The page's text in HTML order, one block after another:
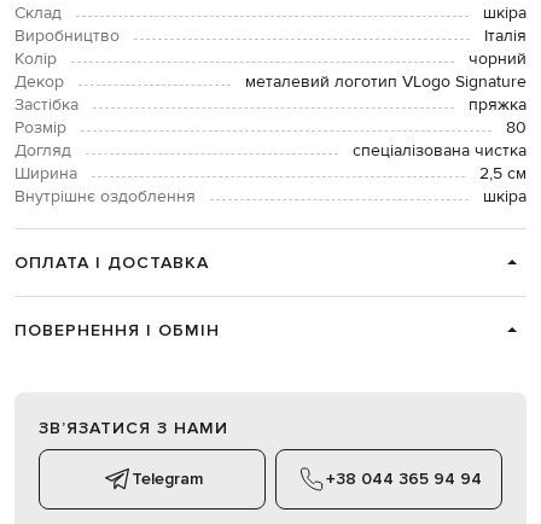
Склад
шкіра
Виробництво
Італія
Колір
чорний
Декор
металевий логотип VLogo Signature
Застібка
пряжка
Розмір
80
Догляд
спеціалізована чистка
Ширина
2,5 см
Внутрішнє оздоблення
шкіра
ОПЛАТА І ДОСТАВКА
ПОВЕРНЕННЯ І ОБМІН
ЗВʼЯЗАТИСЯ З НАМИ
Telegram +38 044 365 94 94